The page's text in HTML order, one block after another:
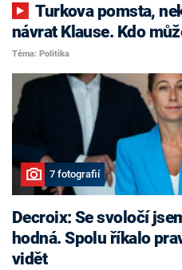
Turkova pomsta, nekonfliktní Havlíček i
návrat Klause. Kdo
Téma: Politika
7 fotografií
Decroix: Se svoločí
hodná. Spolu říkalo
vidět